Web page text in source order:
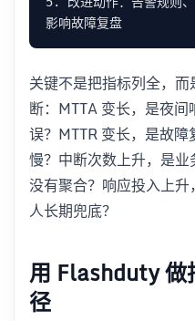
关键不是把指标列全，
断：MTTA 变长，是夜
误？MTTR 变长，是故
慢？中断次数上升，是
没有聚合？响应投入上
人长期兜底？
用 Flashduty 做
径